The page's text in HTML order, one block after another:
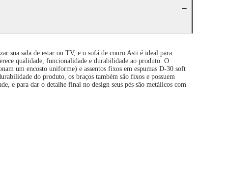
sua sala de estar ou TV, e o sofá de couro Asti é ideal para
qualidade, funcionalidade e durabilidade ao produto. O
um encosto uniforme) e assentos fixos em espumas D-30 soft
do produto, os braços também são fixos e possuem
e para dar o detalhe final no design seus pés são metálicos com